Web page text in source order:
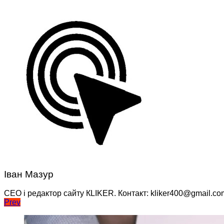
Іван Мазур
CEO і редактор сайту КLIKER. Контакт:
Навігація
записів
Prev